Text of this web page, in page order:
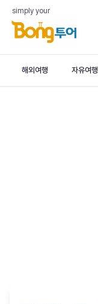
simply your
해외여행 자유여행